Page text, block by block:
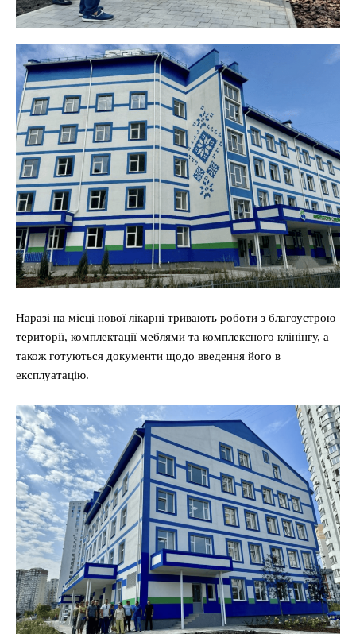
Наразі на місці нової лікарні тривають роботи з благоустрою
території, комплектації меблями та комплексного клінінгу, а
також готуються документи щодо введення його в
експлуатацію.